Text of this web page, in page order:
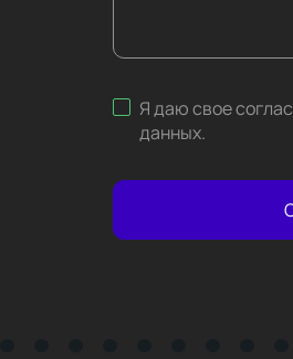
Я даю свое
данных.